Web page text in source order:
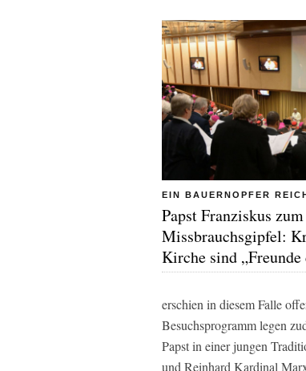
EIN BAUERNOPFER
Papst Franziskus
Missbrauchsgipfel:
Kirche sind „Freunde
erschien in diesem Falle
Besuchsprogramm legen
Papst in einer jungen
und Reinhard Kardinal